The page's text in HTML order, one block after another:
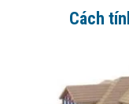
Cách